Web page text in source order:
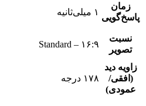
زمان
پاسخ‌گویی
۱ میلی‌ثانیه
نسبت
تصویر
۱۶:۹ – Standard
زاویه دید
(افقی/
عمودی)
۱۷۸ درجه